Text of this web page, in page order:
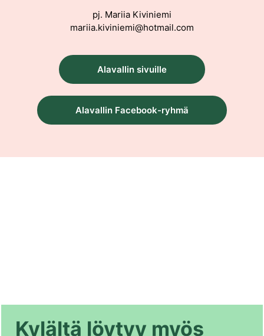
pj. Mariia Kiviniemi
mariia.kiviniemi@hotmail.com
Alavallin sivuille
Alavallin Facebook-ryhmä
Kylältä löytyy myös